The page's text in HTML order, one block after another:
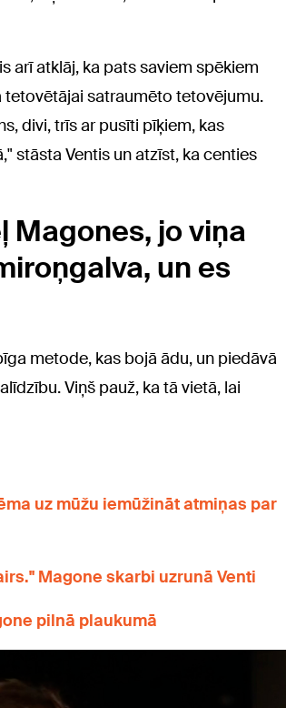
arī atklāj, ka pats saviem spēkiem
satraumēto tetovējumu.
divi, trīs ar pusīti pīķiem, kas
stāsta Ventis un atzīst, ka centies
Magones, jo viņa
un es
metode, kas bojā ādu, un piedāvā
Viņš pauž, ka tā vietā, lai
uz mūžu iemūžināt atmiņas par
Magone skarbi uzrunā Venti
pilnā plaukumā